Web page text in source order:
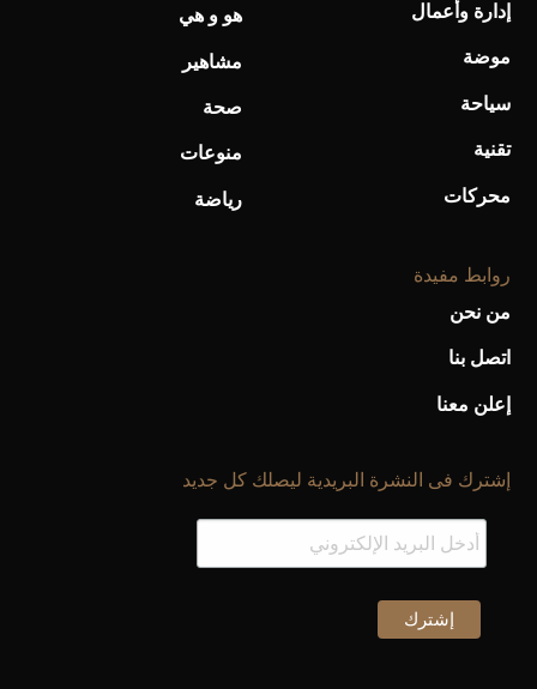
إدارة وأعمال
موضة
سياحة
تقنية
محركات
هو و هي
مشاهير
صحة
منوعات
رياضة
روابط مفيدة
من نحن
اتصل بنا
إعلن معنا
إشترك فى النشرة البريدية ليصلك كل جديد